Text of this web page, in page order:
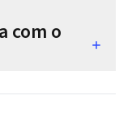
com o